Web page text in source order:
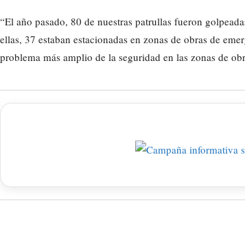
“El año pasado, 80 de nuestras patrullas fueron
ellas, 37 estaban estacionadas en zonas de obras de
problema más amplio de la seguridad en las zonas de